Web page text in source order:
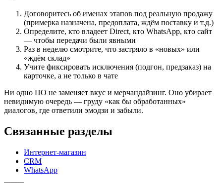
Договоритесь об именах этапов под реальную продажу
(примерка назначена, предоплата, ждём поставку и т.д.)
Определите, кто владеет Direct, кто WhatsApp, кто сайт
— чтобы передачи были явными
Раз в неделю смотрите, что застряло в «новых» или
«ждём склад»
Учите фиксировать исключения (подгон, предзаказ) на
карточке, а не только в чате
Ни одно ПО не заменяет вкус и мерчандайзинг. Оно убирает
невидимую очередь — груду «как бы обработанных»
диалогов, где ответили эмодзи и забыли.
Связанные разделы
Интернет-магазин
CRM
WhatsApp